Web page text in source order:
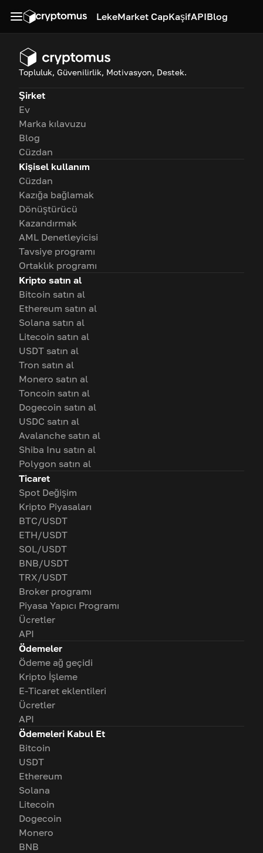
LekeMarket CapKaşifAPIBlog
Topluluk, Güvenilirlik, Motivasyon, Destek.
Şirket
Ev
Marka kılavuzu
Blog
Cüzdan
Kişisel kullanım
Cüzdan
Kazığa bağlamak
Dönüştürücü
Kazandırmak
AML Denetleyicisi
Tavsiye programı
Ortaklık programı
Kripto satın al
Bitcoin satın al
Ethereum satın al
Solana satın al
Litecoin satın al
USDT satın al
Tron satın al
Monero satın al
Toncoin satın al
Dogecoin satın al
USDC satın al
Avalanche satın al
Shiba Inu satın al
Polygon satın al
Ticaret
Spot Değişim
Kripto Piyasaları
BTC/USDT
ETH/USDT
SOL/USDT
BNB/USDT
TRX/USDT
Broker programı
Piyasa Yapıcı Programı
Ücretler
API
Ödemeler
Ödeme ağ geçidi
Kripto İşleme
E-Ticaret eklentileri
Ücretler
API
Ödemeleri Kabul Et
Bitcoin
USDT
Ethereum
Solana
Litecoin
Dogecoin
Monero
BNB